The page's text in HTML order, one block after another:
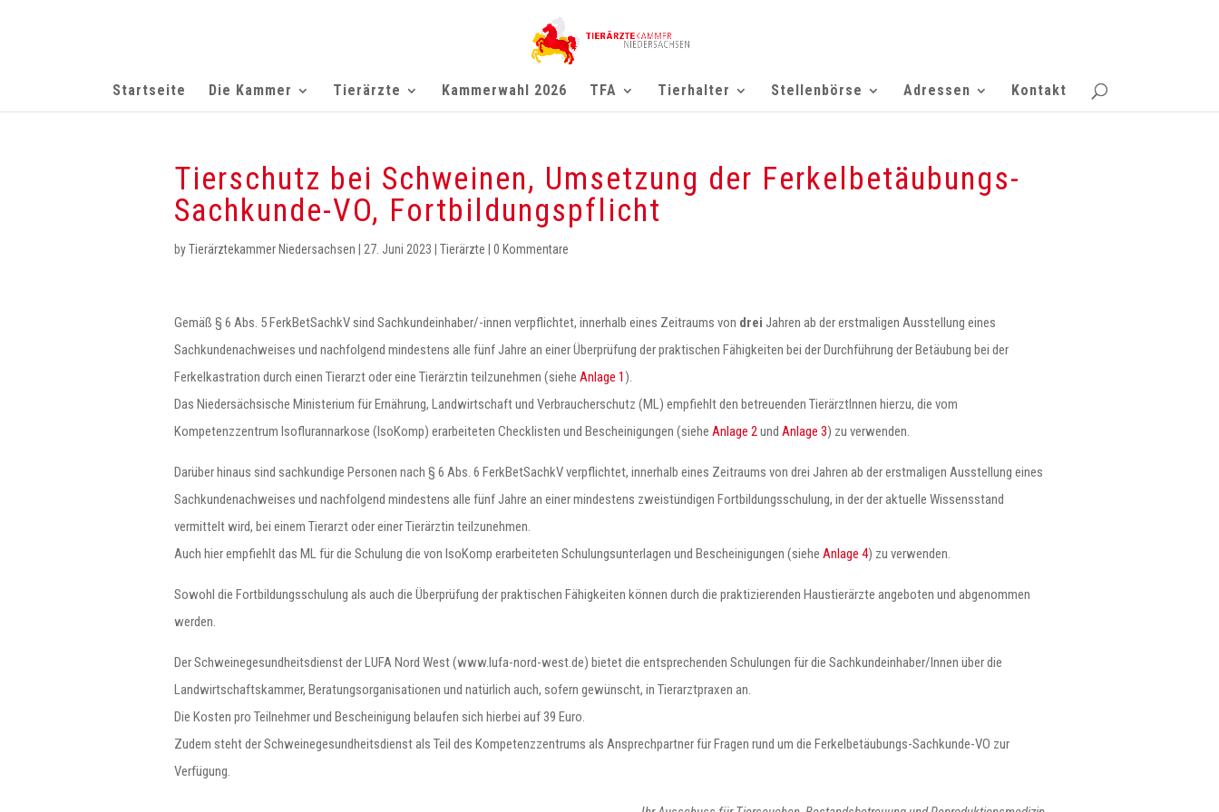
Startseite Die Kammer Tierärzte Kammerwahl 2026 TFA Tierhalter Stellenbörse Adressen Kontakt
Tierschutz bei Schweinen, Umsetzung der Ferkelbetäubungs-
Sachkunde-VO, Fortbildungspflicht
byTierärztekammer Niedersachsen 27. Juni 2023 Tierärzte 0 Kommentare
Gemäß § 6 Abs. 5 FerkBetSachkV sind Sachkundeinhaber/-innen verpflichtet, innerhalb eines Zeitraums von drei Jahren ab der erstmaligen Ausstellung eines
Sachkundenachweises und nachfolgend mindestens alle fünf Jahre an einer Überprüfung der praktischen Fähigkeiten bei der Durchführung der Betäubung bei der
Ferkelkastration durch einen Tierarzt oder eine Tierärztin teilzunehmen (siehe Anlage 1).
Das Niedersächsische Ministerium für Ernährung, Landwirtschaft und Verbraucherschutz (ML) empfiehlt den betreuenden TierärztInnen hierzu, die vom
Kompetenzzentrum Isoflurannarkose (IsoKomp) erarbeiteten Checklisten und Bescheinigungen (siehe Anlage 2und Anlage 3) zu verwenden.
Darüber hinaus sind sachkundige Personen nach § 6 Abs. 6 FerkBetSachkV verpflichtet, innerhalb eines Zeitraums von drei Jahren ab der erstmaligen Ausstellung eines
Sachkundenachweises und nachfolgend mindestens alle fünf Jahre an einer mindestens zweistündigen Fortbildungsschulung, in der der aktuelle Wissensstand
vermittelt wird, bei einem Tierarzt oder einer Tierärztin teilzunehmen.
Auch hier empfiehlt das ML für die Schulung die von IsoKomp erarbeiteten Schulungsunterlagen und Bescheinigungen (siehe Anlage 4) zu verwenden.
Sowohl die Fortbildungsschulung als auch die Überprüfung der praktischen Fähigkeiten können durch die praktizierenden Haustierärzte angeboten und abgenommen
werden.
Der Schweinegesundheitsdienst der LUFA Nord West (www.lufa-nord-west.de) bietet die entsprechenden Schulungen für die Sachkundeinhaber/Innen über die
Landwirtschaftskammer, Beratungsorganisationen und natürlich auch, sofern gewünscht, in Tierarztpraxen an.
Die Kosten pro Teilnehmer und Bescheinigung belaufen sich hierbei auf 39 Euro.
Zudem steht der Schweinegesundheitsdienst als Teil des Kompetenzzentrums als Ansprechpartner für Fragen rund um die Ferkelbetäubungs-Sachkunde-VO zur
Verfügung.